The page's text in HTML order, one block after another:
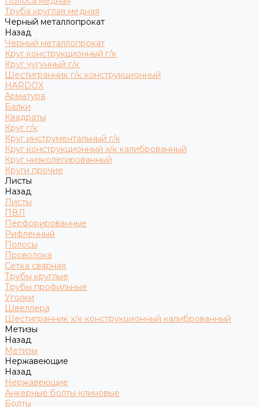
Труба круглая медная
Черный металлопрокат
Назад
Черный металлопрокат
Круг конструкционный г/к
Круг чугунный г/к
Шестигранник г/к конструкционный
HARDOX
Арматура
Балки
Квадраты
Круг г/к
Круг инструментальный г/к
Круг конструкционный х/к калиброванный
Круг низколегированный
Круги прочие
Листы
Назад
Листы
ПВЛ
Перфорированные
Рифленный
Полосы
Проволока
Сетка сварная
Трубы круглые
Трубы профильные
Уголки
Швеллера
Шестигранник х/к конструкционный калиброванный
Метизы
Назад
Метизы
Нержавеющие
Назад
Нержавеющие
Анкерные болты клиновые
Болты